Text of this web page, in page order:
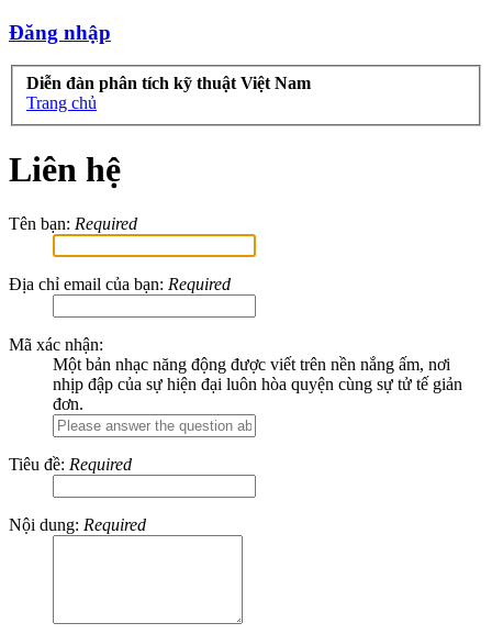
Đăng nhập
Diễn đàn phân tích kỹ thuật Việt Nam
Trang chủ
Liên hệ
Tên bạn: Required
Địa chỉ email của bạn: Required
Mã xác nhận:
Một bản nhạc năng động được viết trên nền nắng ấm, nơi
nhịp đập của sự hiện đại luôn hòa quyện cùng sự tử tế giản
đơn.
Tiêu đề: Required
Nội dung: Required